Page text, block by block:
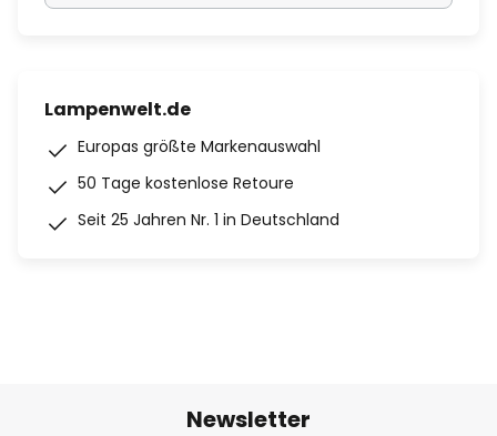
Lampenwelt.de
Europas größte Markenauswahl
50 Tage kostenlose Retoure
Seit 25 Jahren Nr. 1 in Deutschland
Newsletter